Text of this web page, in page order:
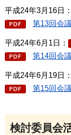
平成24年3月16日：
第13回会
平成24年6月1日：
第14回会
平成24年6月19日：
第15回会
検討委員会